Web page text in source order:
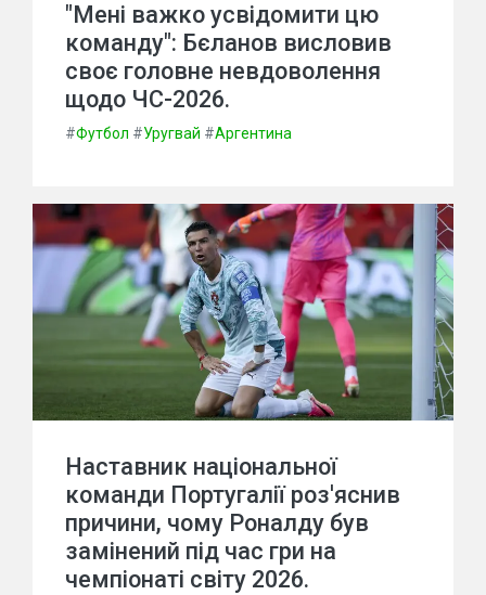
"Мені важко усвідомити цю
команду": Бєланов висловив
своє головне невдоволення
щодо ЧС-2026.
#Футбол #Уругвай #Аргентина
Наставник національної
команди Португалії роз'яснив
причини, чому Роналду був
замінений під час гри на
чемпіонаті світу 2026.